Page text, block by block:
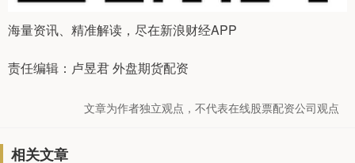
海量资讯、精准解读，尽在新浪财经APP
责任编辑：卢昱君 外盘期货配资
文章为作者独立观点，不代表在线股票配资公司观点
相关文章